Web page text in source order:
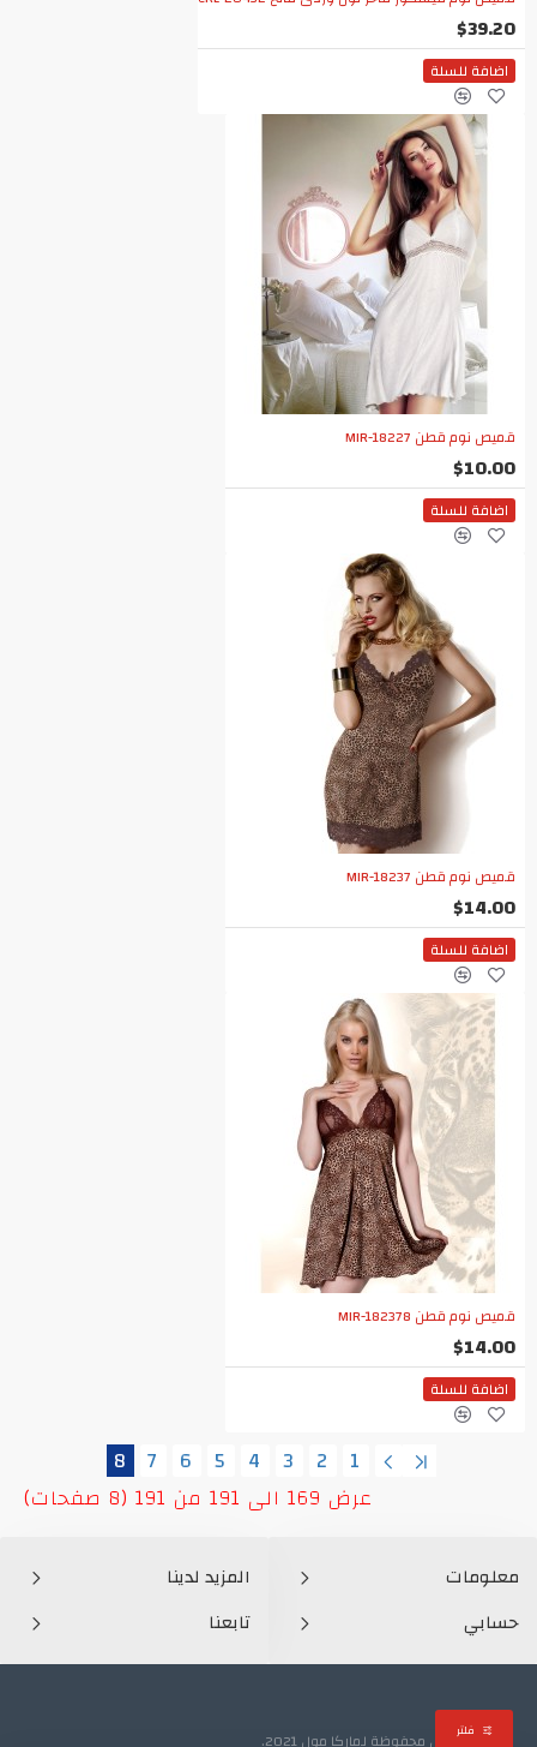
$39.20
اضافة للسلة
قميص نوم قطن MIR-18227
$10.00
اضافة للسلة
قميص نوم قطن MIR-18237
$14.00
اضافة للسلة
قميص نوم قطن MIR-182378
$14.00
اضافة للسلة
1
2
3
4
5
6
7
8
عرض 169 الى 191 من 191 (8 صفحات)
معلومات
حسابي
المزيد لدينا
تابعنا
جميع الحقوق محفوظة لماركا مول 2021.
فلتر